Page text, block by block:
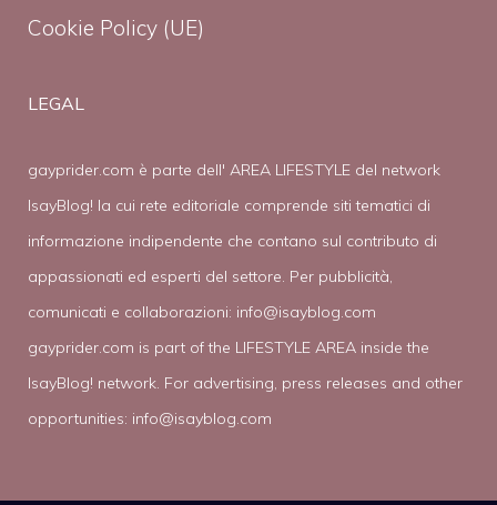
Cookie Policy (UE)
LEGAL
gayprider.com è parte dell' AREA LIFESTYLE del network
IsayBlog! la cui rete editoriale comprende siti tematici di
informazione indipendente che contano sul contributo di
appassionati ed esperti del settore. Per pubblicità,
comunicati e collaborazioni: info@isayblog.com
gayprider.com is part of the LIFESTYLE AREA inside the
IsayBlog! network. For advertising, press releases and other
opportunities: info@isayblog.com